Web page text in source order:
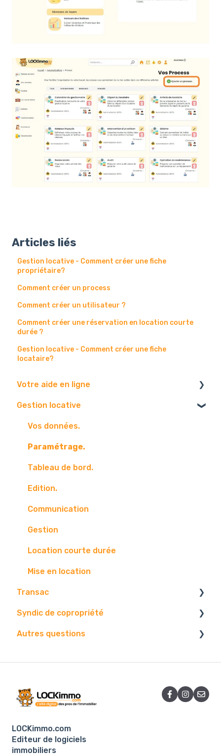
Articles liés
Gestion locative - Comment créer une fiche
propriétaire?
Comment créer un process
Comment créer un utilisateur ?
Comment créer une réservation en location courte
durée ?
Gestion locative - Comment créer une fiche
locataire?
Votre aide en ligne
Navigateur
Boite mail
Gestion locative
Vos données.
Paramétrage.
Tableau de bord.
Edition.
Communication
Gestion
Location courte durée
Mise en location
Transac
Paramétrage
Vos contact
Problématique
Syndic de copropriété
Vos données
Edition
Autres questions
Centre d'envoi
E-mails
LOCKimmo.com
Editeur de logiciels
immobiliers